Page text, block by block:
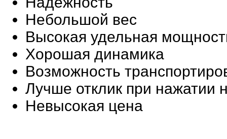
Небольшой вес
Высокая удельная
Хорошая динамика
Возможность
Лучше отклик при нажатии
Невысокая цена